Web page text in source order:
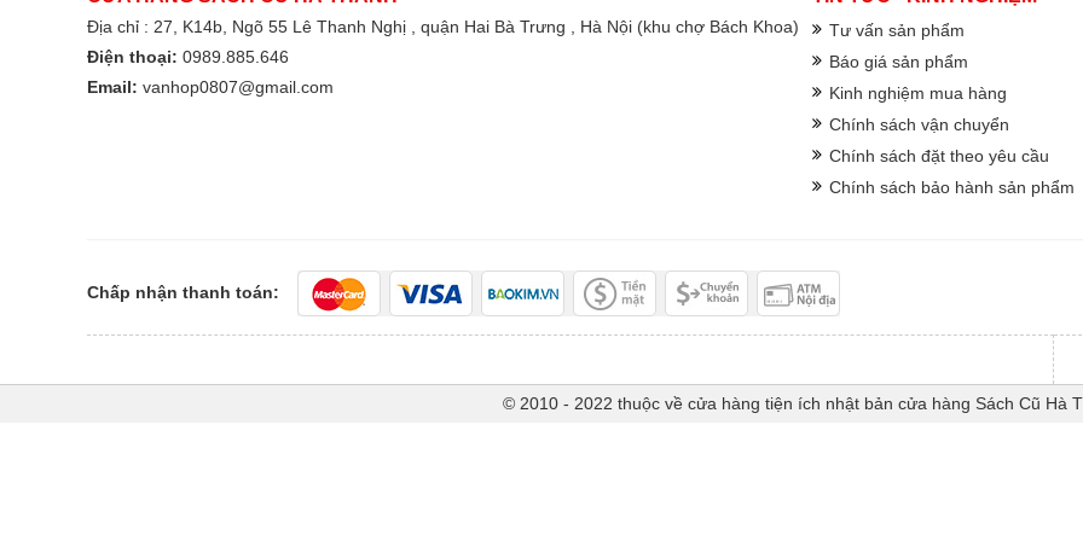
Địa chỉ : 27, K14b, Ngõ 55 Lê Thanh Nghị , quận Hai Bà Trưng , Hà Nội (khu chợ Bách Khoa)
Điện thoại: 0989.885.646
Email: vanhop0807@gmail.com
Tư vấn sản phẩm
Báo giá sản phẩm
Kinh nghiệm mua hàng
Chính sách vận chuyển
Chính sách đặt theo yêu cầu
Chính sách bảo hành sản phẩm
Chấp nhận thanh toán:
© 2010 - 2022 thuộc về cửa hàng tiện ích nhật bản cửa hàng Sách Cũ Hà